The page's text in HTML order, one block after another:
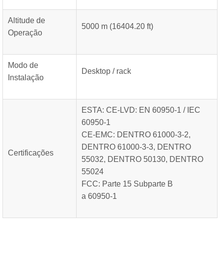
Altitude de
Operação
5000 m (16404.20 ft)
Modo de
Instalação
Desktop / rack
Certificações
ESTA: CE-LVD: EN 60950-1 / IEC
60950-1
CE-EMC: DENTRO 61000-3-2,
DENTRO 61000-3-3, DENTRO
55032, DENTRO 50130, DENTRO
55024
FCC: Parte 15 Subparte B
a 60950-1